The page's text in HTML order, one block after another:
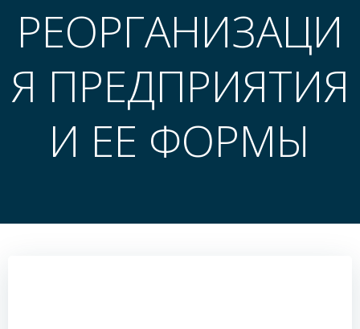
РЕОРГАНИЗАЦИ
Я ПРЕДПРИЯТИЯ
И ЕЕ ФОРМЫ